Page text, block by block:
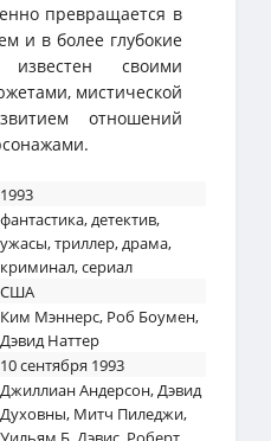
превращается в
и в более глубокие
своими
мистической
отношений
1993
фантастика,детектив,
ужасы,триллер,драма,
криминал,сериал
США
Ким Мэннерс, Роб Боумен,
Дэвид Наттер
10 сентября 1993
Джиллиан Андерсон,Дэвид
Духовны, Митч Пиледжи,